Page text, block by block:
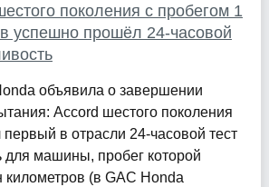
поколения с пробегом 1
успешно прошёл 24-часовой
объявила о завершении
Accord шестого поколения
в отрасли 24-часовой тест
для машины, пробег которой
километров (в GAC Honda